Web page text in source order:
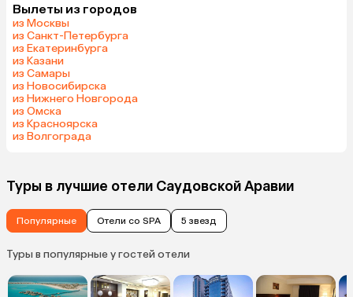
Вылеты из городов
из Москвы
из Санкт-Петербурга
из Екатеринбурга
из Казани
из Самары
из Новосибирска
из Нижнего Новгорода
из Омска
из Красноярска
из Волгограда
Туры в лучшие отели Саудовской Аравии
Популярные Отели со SPA 5 звезд
Туры в популярные у гостей отели